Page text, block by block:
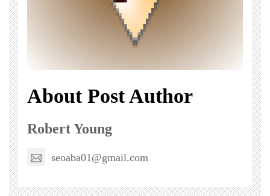
About Post Author
Robert Young
seoaba01@gmail.com